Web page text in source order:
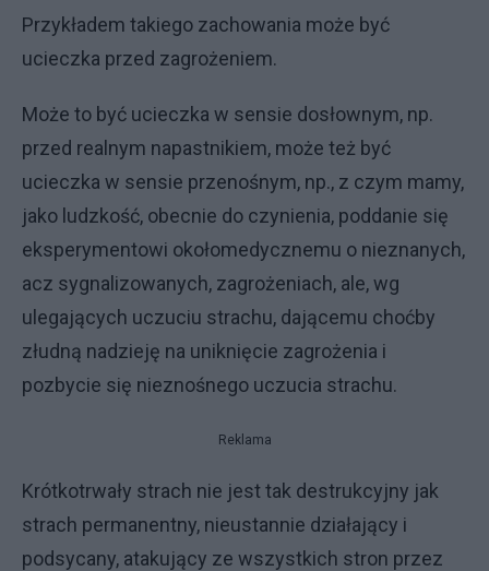
Przykładem takiego zachowania może być
ucieczka przed zagrożeniem.
Może to być ucieczka w sensie dosłownym, np.
przed realnym napastnikiem, może też być
ucieczka w sensie przenośnym, np., z czym mamy,
jako ludzkość, obecnie do czynienia, poddanie się
eksperymentowi okołomedycznemu o nieznanych,
acz sygnalizowanych, zagrożeniach, ale, wg
ulegających uczuciu strachu, dającemu choćby
złudną nadzieję na uniknięcie zagrożenia i
pozbycie się nieznośnego uczucia strachu.
Reklama
Krótkotrwały strach nie jest tak destrukcyjny jak
strach permanentny, nieustannie działający i
podsycany, atakujący ze wszystkich stron przez